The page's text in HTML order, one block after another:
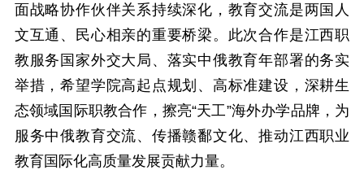
面战略协作伙伴关系持续深化，教育交流是两国人
文互通、民心相亲的重要桥梁。此次合作是江西职
教服务国家外交大局、落实中俄教育年部署的务实
举措，希望学院高起点规划、高标准建设，深耕生
态领域国际职教合作，擦亮“天工”海外办学品牌，为
服务中俄教育交流、传播赣鄱文化、推动江西职业
教育国际化高质量发展贡献力量。